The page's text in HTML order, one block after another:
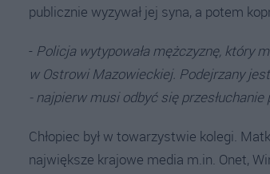
publicznie wyzywał jej syna, a potem
- Policja wytypowała mężczyznę, który
w Ostrowi Mazowieckiej. Podejrzany
- najpierw musi odbyć się
Chłopiec był w towarzystwie kolegi.
największe krajowe media m.in. Onet,